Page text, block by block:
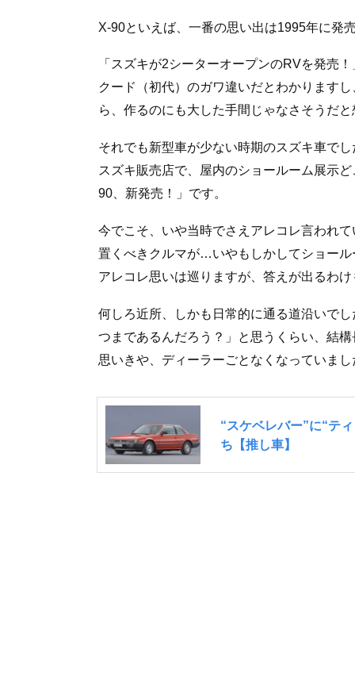
X-90といえば、一番の思い出は1995年に発
「スズキが2シーターオープンのRVを発売
クード（初代）のガワ違いだとわかります
ら、作るのにも大した手間じゃなさそうだ
それでも新型車が少ない時期のスズキ車で
スズキ販売店で、屋内のショールーム展示
90、新発売！」です。
今でこそ、いや当時でさえアレコレ言われ
置くべきクルマが…いやもしかしてショー
アレコレ思いは巡りますが、答えが出るわ
何しろ近所、しかも日常的に通る道沿いで
つまであるんだろう？」と思うくらい、結
思いきや、ディーラーごとなくなっていまし